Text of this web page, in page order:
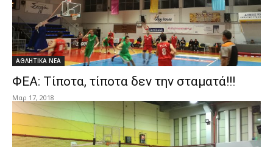
ΑΘΛΗΤΙΚΑ ΝΕΑ
ΦΕΑ: Τίποτα, τίποτα δεν την σταματά!!!
Μαρ 17, 2018